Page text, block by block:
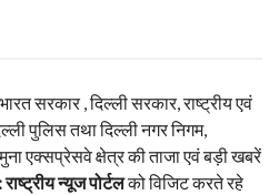
सरकार , दिल्ली सरकार, राष्ट्रीय एवं
पुलिस तथा दिल्ली नगर निगम,
एक्सप्रेसवे क्षेत्र की ताजा एवं बड़ी खबरें
: राष्ट्रीय न्यूज पोर्टलको विजिट करते रहे